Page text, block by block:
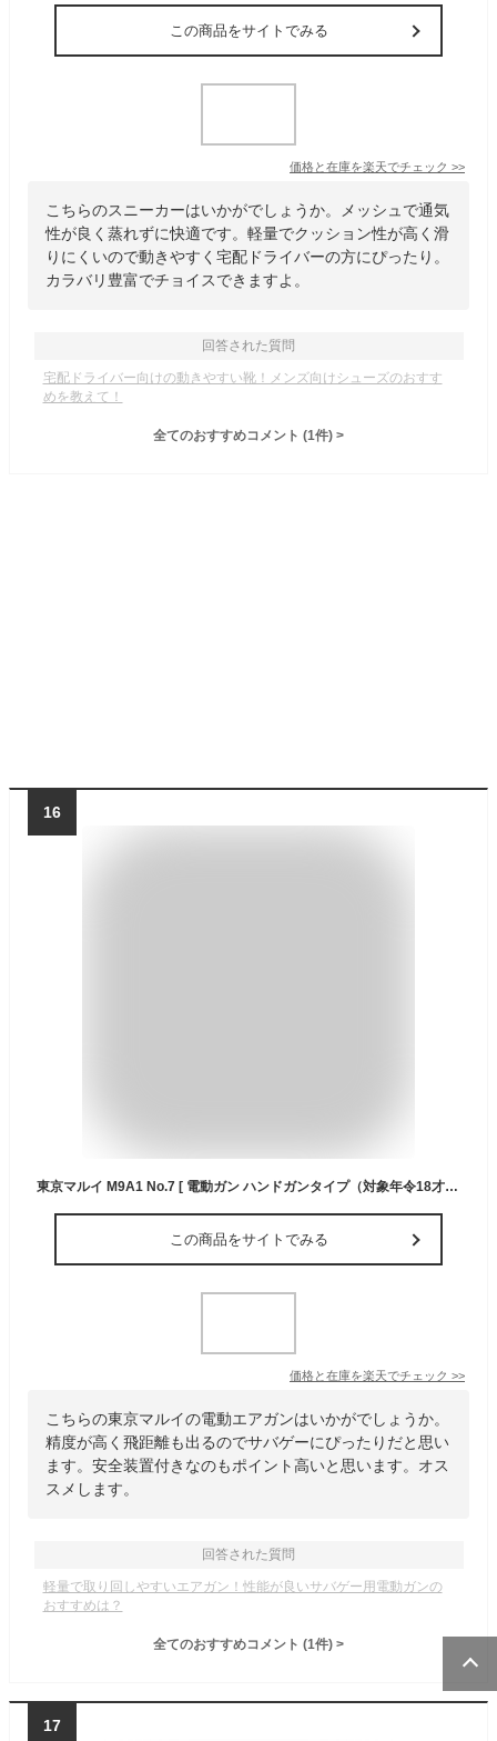
この商品をサイトでみる
価格と在庫を楽天でチェック >>
こちらのスニーカーはいかがでしょうか。メッシュで通気
性が良く蒸れずに快適です。軽量でクッション性が高く滑
りにくいので動きやすく宅配ドライバーの方にぴったり。
カラバリ豊富でチョイスできますよ。
回答された質問
宅配ドライバー向けの動きやすい靴！メンズ向けシューズのおすす
めを教えて！
全てのおすすめコメント (1件) >
16
東京マルイ M9A1 No.7 [ 電動ガン ハンドガンタイプ（対象年令18才以上） ] サバゲー エアガン 電動ガン ハンドガン カラス 害鳥 スズメ ネズミ除け コスプレ ブローバック 小道具 威力 飛距離 精度 重厚感 安全装置
この商品をサイトでみる
価格と在庫を楽天でチェック >>
こちらの東京マルイの電動エアガンはいかがでしょうか。
精度が高く飛距離も出るのでサバゲーにぴったりだと思い
ます。安全装置付きなのもポイント高いと思います。オス
スメします。
回答された質問
軽量で取り回しやすいエアガン！性能が良いサバゲー用電動ガンの
おすすめは？
全てのおすすめコメント (1件) >
17